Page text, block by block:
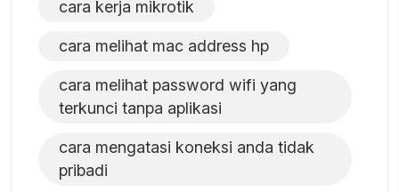
cara kerja mikrotik
cara melihat mac address hp
cara melihat password wifi yang
terkunci tanpa aplikasi
cara mengatasi koneksi anda tidak
pribadi